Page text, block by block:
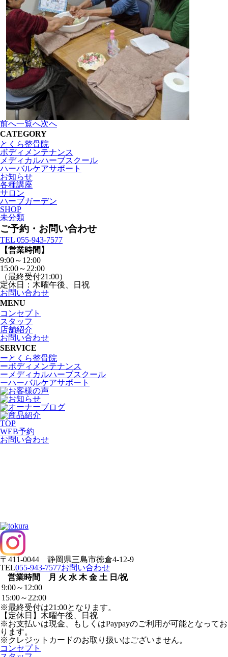
前へ一覧へ次へ
CATEGORY
とくら整骨院
ボディメンテナンス
メディカルハーブスクール
ハーバルケアサポート
お知らせ
各種講座
サロン
ハーブガーデン
SHOP
未分類
ご予約・お問い合わせ
TEL 055-943-7577
【営業時間】
9:00～12:00
15:00～22:00
（最終受付21:00）
定休日：木曜午後、日祝
お問い合わせ
MENU
コンセプト
スタッフ
店舗紹介
お問い合わせ
SERVICE
ーとくら整骨院
ーボディメンテナンス
ーメディカルハーブスクール
ーハーバルケアサポート
TOP
WEB予約
お問い合わせ
〒411-0044 静岡県三島市徳倉4-12-9
TEL055-943-7577お問い合わせ
営業時間
月 火 水 木 金 土 日/祝
9:00～12:00
15:00～22:00
※最終受付は21:00となります。
【定休日】木曜午後、日祝
※お支払いは現金、もしくはPaypayのご利用が可能となってお
ります。
※クレジットカードのお取り扱いはございません。
コンセプト